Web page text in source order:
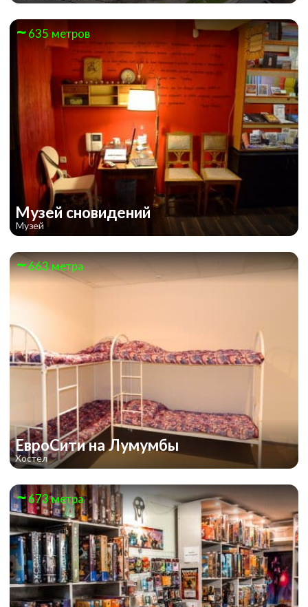
BEYOND MEDUSAS GATE
Jungle Quest
635 метров
Музей сновидений
Музей
663 метра
ЕвроСити на Лумумбы
Хостел
673 метра